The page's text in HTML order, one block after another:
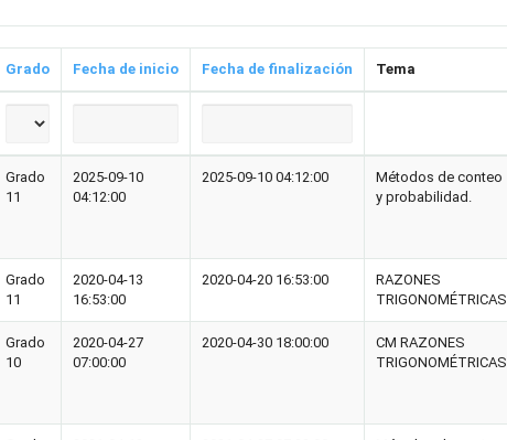
Grado Fecha de inicio Fecha de finalización Tema
Grado
11
2025-09-10
04:12:00
2025-09-10 04:12:00
Métodos de conteo
y probabilidad.
Grado
11
2020-04-13
16:53:00
2020-04-20 16:53:00
RAZONES
TRIGONOMÉTRICAS
Grado
10
2020-04-27
07:00:00
2020-04-30 18:00:00
CM RAZONES
TRIGONOMÉTRICAS